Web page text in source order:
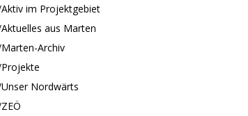
Aktiv im Projektgebiet
Aktuelles aus Marten
Marten-Archiv
Projekte
Unser Nordwärts
ZEÖ